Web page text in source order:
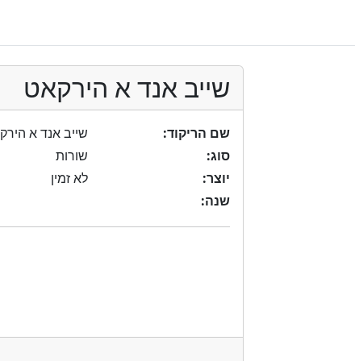
שייב אנד א הירקאט
שם הריקוד:
שייב אנד א
סוג:
שורות
יוצר:
לא זמין
שנה: